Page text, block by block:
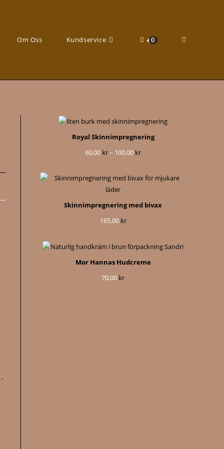
Om Oss Kundservice 0 Slå
.
Royal Skinnimpregnering
60,00 kr– 100,00 krPrisintervall:
till
Skinnimpregnering med bivax
165,00 kr
Mor Hannas Hudcreme
70,00 kr